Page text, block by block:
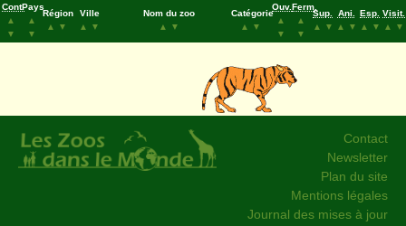
Cont.
▲
▼
Pays
▲
▼
Région
▲
▼
Ville
▲
▼
Nom du zoo
▲
▼
Catégorie
▲
▼
Ouv.
▲
▼
Ferm.
▲
▼
Sup.
▲
▼
Ani.
▲
▼
Esp.
▲
▼
Visit.
▲
▼
Contact
Newsletter
Plan du site
Mentions légales
Journal des mises à jour